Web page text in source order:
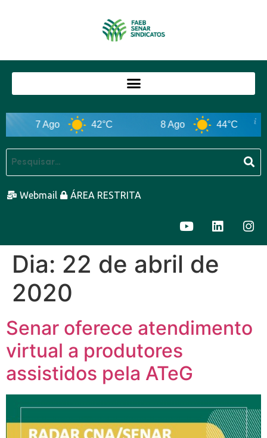
7 Ago 42°C 8 Ago 44°C
Webmail ÁREA RESTRITA
Dia: 22 de abril de
2020
Senar oferece atendimento
virtual a produtores
assistidos pela ATeG